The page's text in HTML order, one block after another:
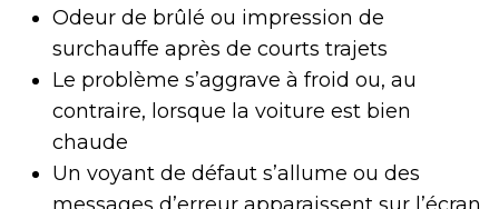
Odeur de brûlé ou impression de
surchauffe après de courts trajets
Le problème s’aggrave à froid ou, au
contraire, lorsque la voiture est bien
chaude
Un voyant de défaut s’allume ou des